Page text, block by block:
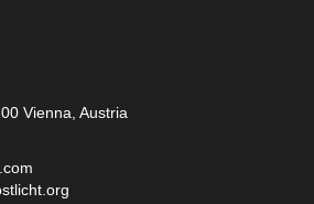
Vienna, Austria